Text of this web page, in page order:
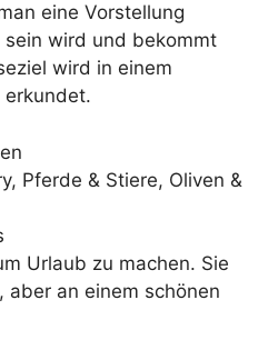
eine Vorstellung
sein wird und bekommt
wird in einem
erkundet.
Pferde & Stiere, Oliven &
Urlaub zu machen. Sie
aber an einem schönen